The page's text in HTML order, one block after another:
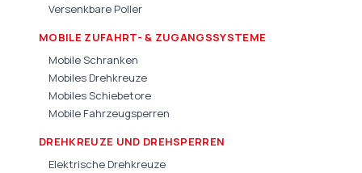
Versenkbare Poller
MOBILE ZUFAHRT- & ZUGANGSSYSTEME
Mobile Schranken
Mobiles Drehkreuze
Mobiles Schiebetore
Mobile Fahrzeugsperren
DREHKREUZE UND DREHSPERREN
Elektrische Drehkreuze